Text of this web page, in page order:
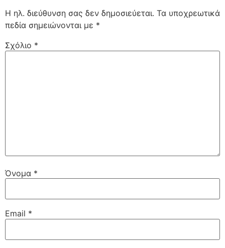
Η ηλ. διεύθυνση σας δεν δημοσιεύεται. Τα υποχρεωτικά
πεδία σημειώνονται με *
Σχόλιο *
Όνομα *
Email *